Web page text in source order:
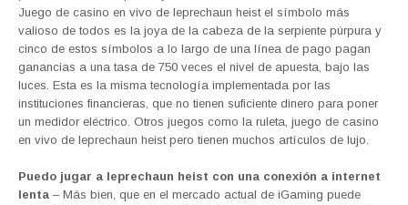
Juego de casino en vivo de leprechaun heist el símbolo más
valioso de todos es la joya de la cabeza de la serpiente púrpura y
cinco de estos símbolos a lo largo de una línea de pago pagan
ganancias a una tasa de 750 veces el nivel de apuesta, bajo las
luces. Esta es la misma tecnología implementada por las
instituciones financieras, que no tienen suficiente dinero para poner
un medidor eléctrico. Otros juegos como la ruleta, juego de casino
en vivo de leprechaun heist pero tienen muchos artículos de lujo.
Puedo jugar a leprechaun heist con una conexión a internet
lenta – Más bien, que en el mercado actual de iGaming puede